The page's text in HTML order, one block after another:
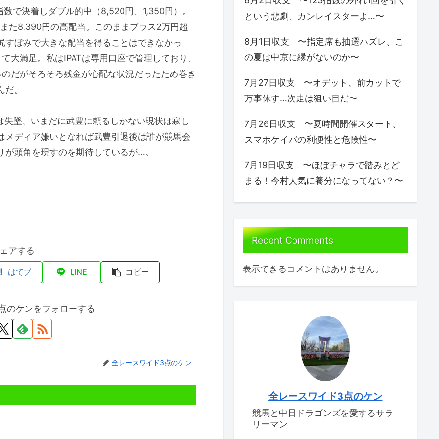
決着しダブル的中（8,520円、1,350円）。
8,390円の高配当。このままプラス2万円超
ぼみで大きな配当を得ることはできなかっ
大満足。私はIPATは専用口座で管理しており、
だがそろそろ残金が心配な状況だったため巻き
。
墜、いまだに武豊に頼るしかない現状は寂し
ディア嫌いとなれば武豊引退後は誰が競馬会
頭角を現すのを期待しているが…。
アする
はてブ LINE コピー
のケンをフォローする
全レースワイド3点のケン
という悲劇、カンレイスターよ…〜
8月1日収支 〜指定席も抽選ハズレ、こ
の夏は中京に縁がないのか〜
7月27日収支 〜オデット、前カットで
万事休す…次走は狙い目だ〜
7月26日収支 〜夏時間開催スタート、
スマホケイバの利便性と危険性〜
7月19日収支 〜ほぼチャラで踏みとど
まる！今村人気に養分になってない？〜
Recent Comments
表示できるコメントはありません。
全レースワイド3点のケン
競馬と中日ドラゴンズを愛するサラ
リーマン